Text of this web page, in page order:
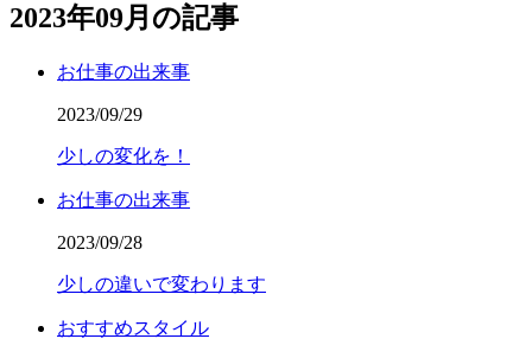
2023年09月の記事
お仕事の出来事
2023/09/29
少しの変化を！
お仕事の出来事
2023/09/28
少しの違いで変わります
おすすめスタイル